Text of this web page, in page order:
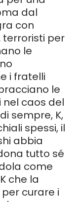
dal
con
terroristi per
le
i fratelli
le
caos del
sempre, K,
spessi, il
abbia
tutto sé
come
che la
curare i